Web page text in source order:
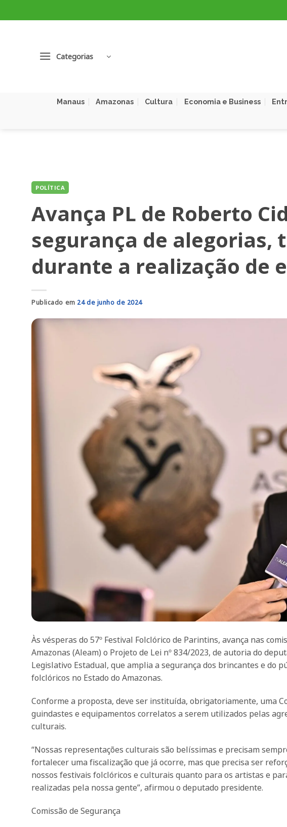
to
Categorias
Manaus Amazonas Cultura Economia e Business
POLÍTICA
Avança PL de Roberto
segurança de alegorias,
durante a realização de
Publicado em 24 de junho de 2024
Às vésperas do 57º Festival Folclórico de Parintins, avança nas
Amazonas (Aleam) o Projeto de Lei nº 834/2023, de autoria do
Legislativo Estadual, que amplia a segurança dos brincantes e do
folclóricos no Estado do Amazonas.
Conforme a proposta, deve ser instituída, obrigatoriamente, uma
guindastes e equipamentos correlatos a serem utilizados pelas
culturais.
“Nossas representações culturais são belíssimas e precisam
fortalecer uma fiscalização que já ocorre, mas que precisa ser
nossos festivais folclóricos e culturais quanto para os artistas e
realizadas pela nossa gente”, afirmou o deputado presidente.
Comissão de Segurança